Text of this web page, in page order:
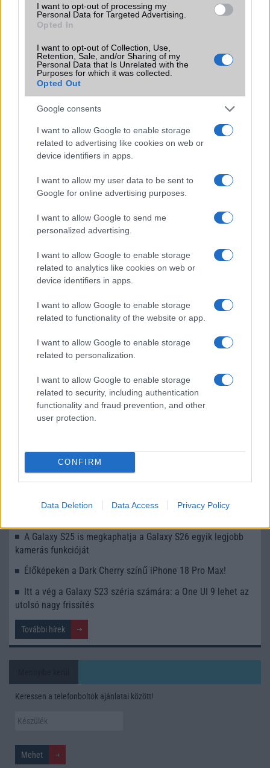
I want to opt-out of processing my
Personal Data for Targeted Advertising.
Opted In
I want to opt-out of Collection, Use,
Retention, Sale, and/or Sharing of my
Personal Data that Is Unrelated with the
Purposes for which it was collected.
Opted Out
Google consents
I want to allow Google to enable storage
related to advertising like cookies on web or
device identifiers in apps.
I want to allow my user data to be sent to
Google for online advertising purposes.
I want to allow Google to send me
personalized advertising.
I want to allow Google to enable storage
related to analytics like cookies on web or
device identifiers in apps.
I want to allow Google to enable storage
related to functionality of the website or app.
I want to allow Google to enable storage
related to personalization.
I want to allow Google to enable storage
related to security, including authentication
functionality and fraud prevention, and other
user protection.
CONFIRM
Data Deletion Data Access Privacy Policy
KAPCSOLÓDÓ HÍREK
Így néz ki az új Nexus mobil prototípusa
Videón az Android Nougat!
A hónapban már jöhet az Android 7.0
Augusztus 22-én jön az Android 7.0!
Android 7.0 Nougat: úton feléd!
Hivatalos: az LG V20 lesz a világ első Nougat-os telefonja
LG G5 tulajok figyelem: jön a Nougat!
December 31-én indult a Nougat update OnePlus 3
mobilokra!
LEGOLVASOTTABBAK
Számos népszerű Samsung Galaxy készülék kimarad a One
UI 9 frissítésből – itt a lista az érintett modellekről
iPhone 18 bemutató dátum - ekkor rántja le a leplet az
Apple az új csúcsmobilokról
észrevétlenül könnyíti meg a mindennapokat
Ez a rejtett Samsung funkció teljesen megváltoztatja a
A Galaxy S25 is megkaphatja a Galaxy S26 egyik legjobb
kamerás funkcióját
Élőképeken a Dark Cherry színű iPhone 18 Pro Max!
Itt a vég a Galaxy S23 széria számára: a One UI 9 lehet az
utolsó nagy frissítés
További hírek
Keressen a telefonboltok ajánlatai között!